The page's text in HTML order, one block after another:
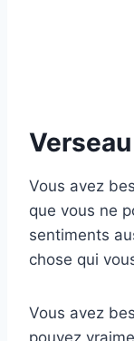
Verseau
Vous avez
que vous ne
sentiments
chose qui
Vous avez
pouvez